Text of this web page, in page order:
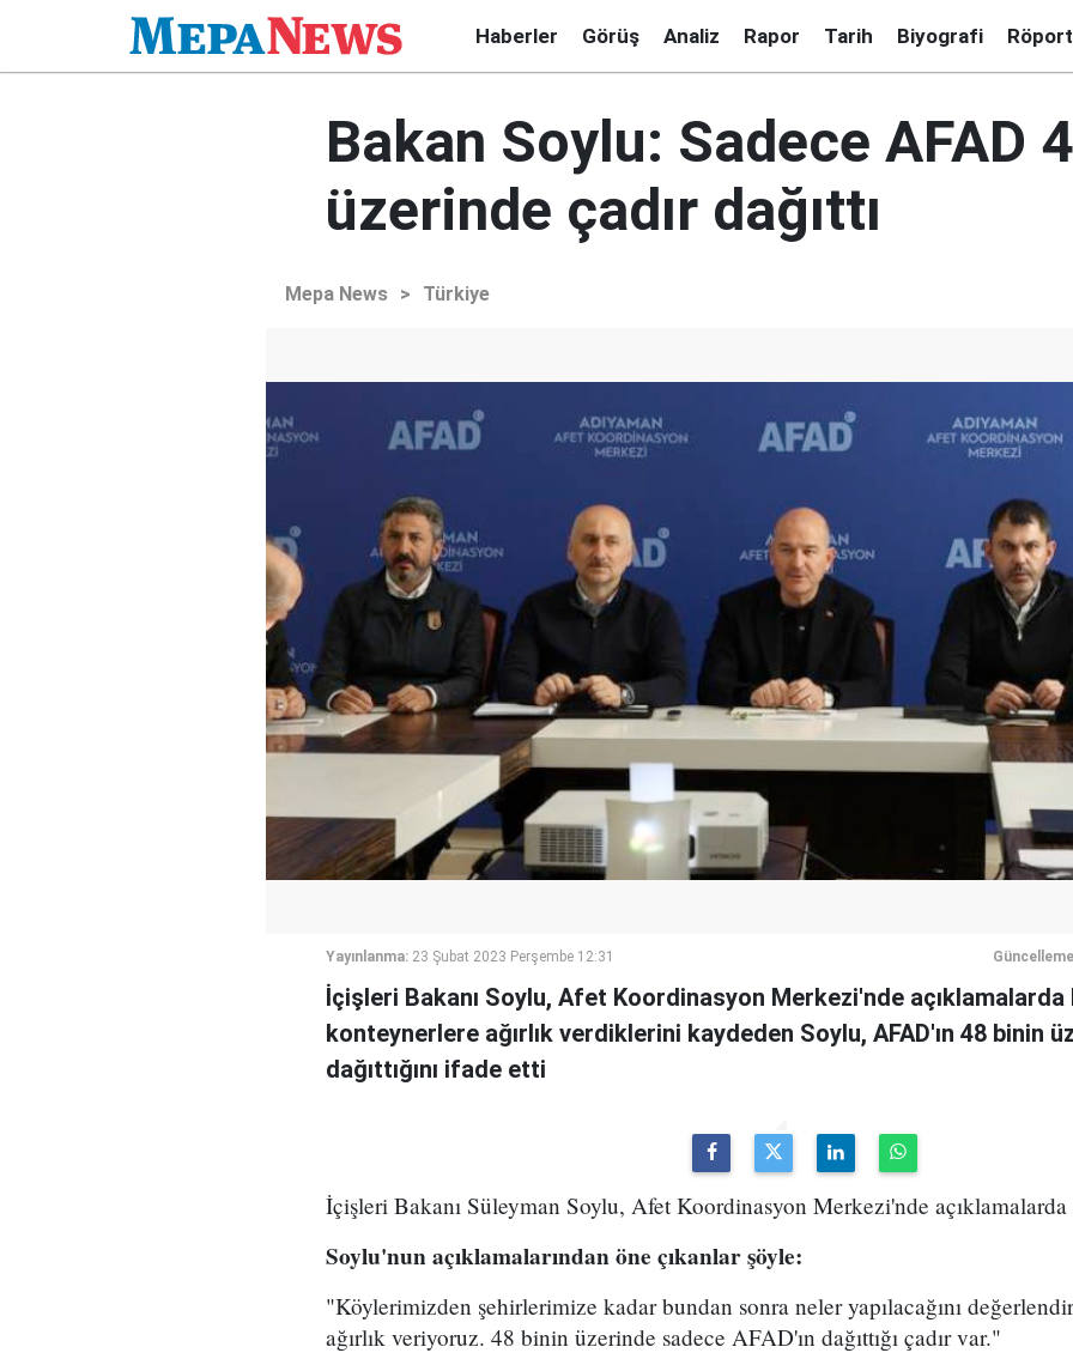
Haberler Görüş Analiz Rapor Tarih Biyografi
Bakan Soylu: Sadece AFAD
üzerinde çadır dağıttı
Mepa News > Türkiye
Yayınlanma: 23 Şubat 2023 Perşembe 12:31
İçişleri Bakanı Soylu, Afet Koordinasyon Merkezi'nde
konteynerlere ağırlık verdiklerini kaydeden Soylu, AFAD'ın 48 binin
dağıttığını ifade etti
İçişleri Bakanı Süleyman Soylu, Afet Koordinasyon Merkezi'nde
Soylu'nun açıklamalarından öne çıkanlar şöyle:
"Köylerimizden şehirlerimize kadar bundan sonra neler yapılacağını
ağırlık veriyoruz. 48 binin üzerinde sadece AFAD'ın dağıttığı çadır var."